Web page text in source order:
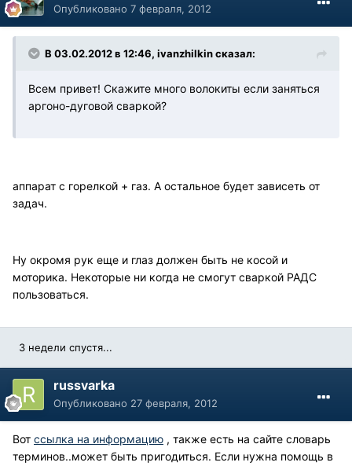
Опубликовано 7 февраля, 2012
В 03.02.2012 в 12:46, ivanzhilkin сказал:
Всем привет! Скажите много волокиты если заняться
аргоно-дуговой сваркой?
аппарат с горелкой + газ. А остальное будет зависеть от
задач.
Ну окромя рук еще и глаз должен быть не косой и
моторика. Некоторые ни когда не смогут сваркой РАДС
пользоваться.
3 недели спустя...
russvarka
Опубликовано 27 февраля, 2012
Вот ссылка на информацию , также есть на сайте словарь
терминов..может быть пригодиться. Если нужна помощь в